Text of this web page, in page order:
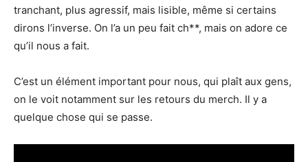
tranchant, plus agressif, mais lisible, même si certains
dirons l’inverse. On l’a un peu fait ch**, mais on adore ce
qu’il nous a fait.
C’est un élément important pour nous, qui plaît aux gens,
on le voit notamment sur les retours du merch. Il y a
quelque chose qui se passe.